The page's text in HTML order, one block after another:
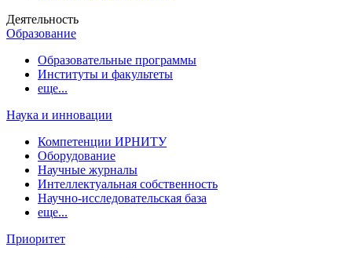
Деятельность
Образование
Образовательные программы
Институты и факультеты
еще...
Наука и инновации
Компетенции ИРНИТУ
Оборудование
Научные журналы
Интеллектуальная собственность
Научно-исследовательская база
еще...
Приоритет